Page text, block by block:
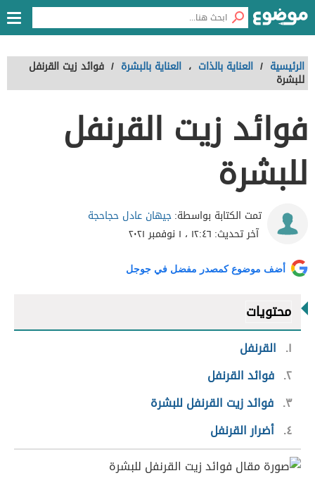
الرئيسية / العناية بالذات ، العناية بالبشرة / فوائد زيت القرنفل
للبشرة
فوائد زيت القرنفل
للبشرة
تمت الكتابة بواسطة:جيهان عادل حجاحجة
آخر تحديث: ١٢:٤٦ ، ١ نوفمبر ٢٠٢١
أضف موضوع كمصدر مفضل في جوجل
محتويات
١
القرنفل
٢ فوائد القرنفل
٣ فوائد زيت القرنفل للبشرة
٤ أضرار القرنفل